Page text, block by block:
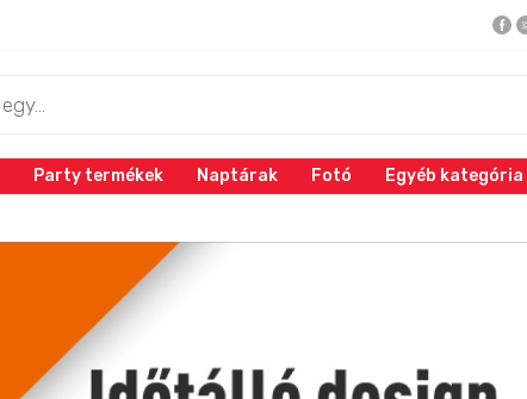
Party termékek Naptárak Fotó Egyéb kategória